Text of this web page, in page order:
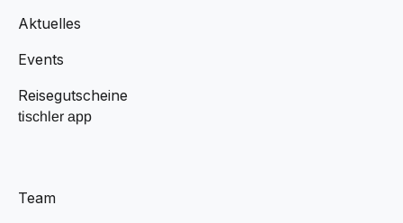
Aktuelles
Events
Reisegutscheine
tischler app
Team